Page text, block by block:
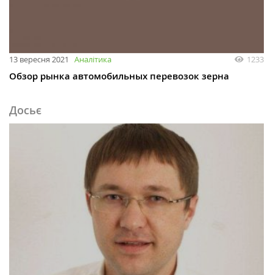
13 вересня 2021 Аналітика 1233
Обзор рынка автомобильных перевозок зерна
Досьє